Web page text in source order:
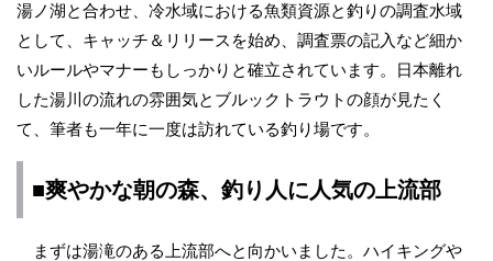
湯ノ湖と合わせ、冷水域における魚類資源と釣りの調査水域
として、キャッチ＆リリースを始め、調査票の記入など細か
いルールやマナーもしっかりと確立されています。日本離れ
した湯川の流れの雰囲気とブルックトラウトの顔が見たく
て、筆者も一年に一度は訪れている釣り場です。
■爽やかな朝の森、釣り人に人気の上流部
まずは湯滝のある上流部へと向かいました。ハイキングや